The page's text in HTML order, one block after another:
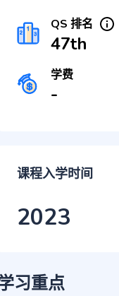
QS 排名
47th
学费
-
课程入学时间
2023
习重点